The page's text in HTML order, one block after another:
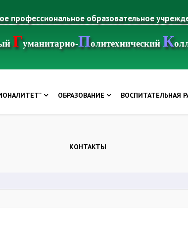
профессиональное образовательное
Гуманитарно-ПолитехническийК
ОБРАЗОВАНИЕ ВОСПИТАТЕЛЬНАЯ
КОНТАКТЫ